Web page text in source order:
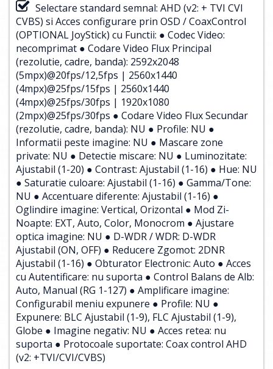
Selectare standard semnal: AHD (v2: + TVI CVI
CVBS) si Acces configurare prin OSD / CoaxControl
(OPTIONAL JoyStick) cu Functii: ● Codec Video:
necomprimat ● Codare Video Flux Principal
(rezolutie, cadre, banda): 2592x2048
(5mpx)@20fps/12,5fps | 2560x1440
(4mpx)@25fps/15fps | 2560x1440
(4mpx)@25fps/30fps | 1920x1080
(2mpx)@25fps/30fps ● Codare Video Flux Secundar
(rezolutie, cadre, banda): NU ● Profile: NU ●
Informatii peste imagine: NU ● Mascare zone
private: NU ● Detectie miscare: NU ● Luminozitate:
Ajustabil (1-20) ● Contrast: Ajustabil (1-16) ● Hue: NU
● Saturatie culoare: Ajustabil (1-16) ● Gamma/Tone:
NU ● Accentuare diferente: Ajustabil (1-16) ●
Oglindire imagine: Vertical, Orizontal ● Mod Zi-
Noapte: EXT, Auto, Color, Monocrom ● Ajustare
optica imagine: NU ● D-WDR / WDR: D-WDR
Ajustabil (ON, OFF) ● Reducere Zgomot: 2DNR
Ajustabil (1-16) ● Obturator Electronic: Auto ● Acces
cu Autentificare: nu suporta ● Control Balans de Alb:
Auto, Manual (RG 1-127) ● Amplificare imagine:
Configurabil meniu expunere ● Profile: NU ●
Expunere: BLC Ajustabil (1-9), FLC Ajustabil (1-9),
Globe ● Imagine negativ: NU ● Acces retea: nu
suporta ● Protocoale suportate: Coax control AHD
(v2: +TVI/CVI/CVBS)